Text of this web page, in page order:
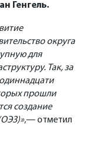
Генгель.
округа
для
Так, за
прошли
создание
,— отметил